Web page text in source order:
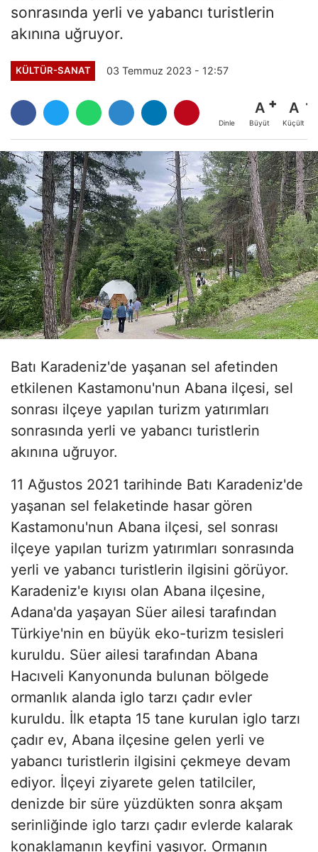
sonrasında yerli ve yabancı turistlerin
akınına uğruyor.
KÜLTÜR-SANAT 03 Temmuz 2023 - 12:57
Dinle
A
Büyüt
A
Küçült
Batı Karadeniz'de yaşanan sel afetinden
etkilenen Kastamonu'nun Abana ilçesi, sel
sonrası ilçeye yapılan turizm yatırımları
sonrasında yerli ve yabancı turistlerin
akınına uğruyor.
11 Ağustos 2021 tarihinde Batı Karadeniz'de
yaşanan sel felaketinde hasar gören
Kastamonu'nun Abana ilçesi, sel sonrası
ilçeye yapılan turizm yatırımları sonrasında
yerli ve yabancı turistlerin ilgisini görüyor.
Karadeniz'e kıyısı olan Abana ilçesine,
Adana'da yaşayan Süer ailesi tarafından
Türkiye'nin en büyük eko-turizm tesisleri
kuruldu. Süer ailesi tarafından Abana
Hacıveli Kanyonunda bulunan bölgede
ormanlık alanda iglo tarzı çadır evler
kuruldu. İlk etapta 15 tane kurulan iglo tarzı
çadır ev, Abana ilçesine gelen yerli ve
yabancı turistlerin ilgisini çekmeye devam
ediyor. İlçeyi ziyarete gelen tatilciler,
denizde bir süre yüzdükten sonra akşam
serinliğinde iglo tarzı çadır evlerde kalarak
konaklamanın keyfini yaşıyor. Ormanın